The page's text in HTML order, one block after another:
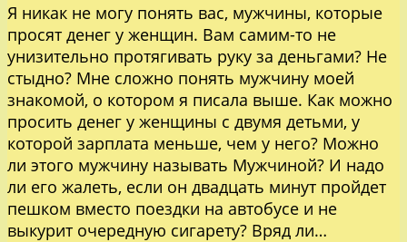
Я никак не могу понять вас, мужчины, которые
просят денег у женщин. Вам самим-то не
унизительно протягивать руку за деньгами? Не
стыдно? Мне сложно понять мужчину моей
знакомой, о котором я писала выше. Как можно
просить денег у женщины с двумя детьми, у
которой зарплата меньше, чем у него? Можно
ли этого мужчину называть Мужчиной? И надо
ли его жалеть, если он двадцать минут пройдет
пешком вместо поездки на автобусе и не
выкурит очередную сигарету? Вряд ли…